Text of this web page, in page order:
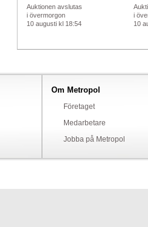
Auktionen avslutas
i övermorgon
10 augusti kl 18:54
i
10
Om Metropol
Företaget
Medarbetare
Jobba på Metropol